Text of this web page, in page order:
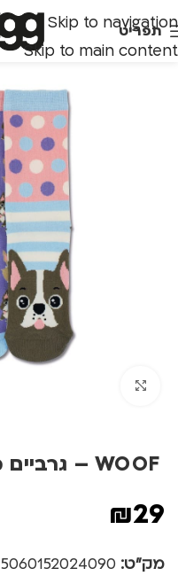
Skip to navigation
Skip to main content
תפריט
WOOF – גרביים מעוצבים לילדים
₪29
מק"ט: 5060152024090